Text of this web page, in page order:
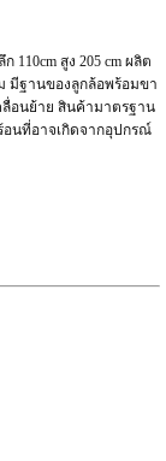
สูง 205 cm ผลิต
ม มีฐานของลูกล้อพร้อมขา
ลื่อนย้าย สินค้ามาตรฐาน
อนที่อาจเกิดจากอุปกรณ์